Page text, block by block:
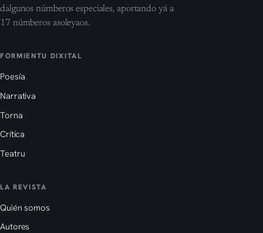
dalgunos númberos especiales, aportando yá a
17 númberos asoleyaos.
FORMIENTU DIXITAL
Poesía
Narrativa
Torna
Crítica
Teatru
LA REVISTA
Quién somos
Autores